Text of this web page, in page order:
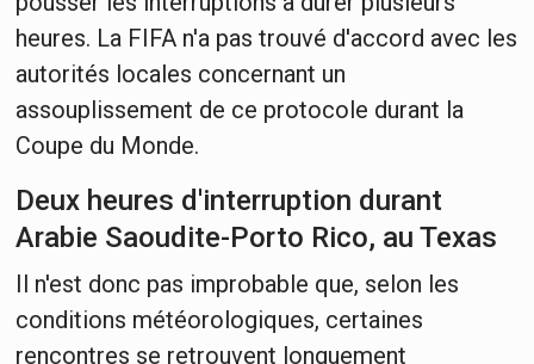
heures. La FIFA n'a pas trouvé d'accord avec les
autorités locales concernant un
assouplissement de ce protocole durant la
Coupe du Monde.
Deux heures d'interruption durant
Arabie Saoudite-Porto Rico, au Texas
Il n'est donc pas improbable que, selon les
conditions météorologiques, certaines
rencontres se retrouvent longuement